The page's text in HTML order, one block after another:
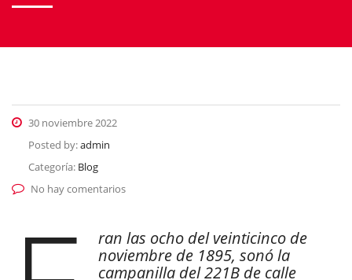
30 noviembre 2022
Posted by:admin
Categoría: Blog
No hay comentarios
ran las ocho del veinticinco de
noviembre de 1895, sonó la
campanilla del 221B de calle